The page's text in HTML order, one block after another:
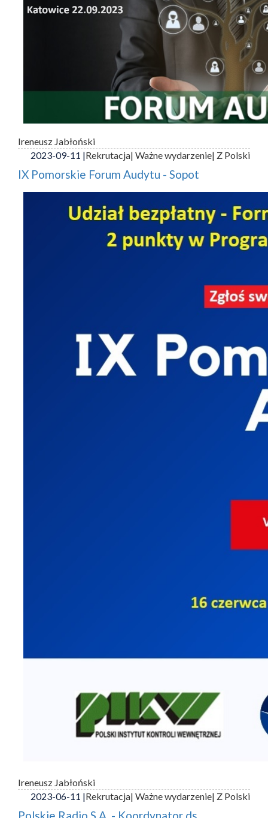
Ireneusz Jabłoński
2023-09-11 |Rekrutacja| Ważne wydarzenie| Z Polski
IX Pomorskie Forum Audytu - Sopot
Ireneusz Jabłoński
2023-06-11 |Rekrutacja| Ważne wydarzenie| Z Polski
Polskie Radio S.A. - Koordynator ds.